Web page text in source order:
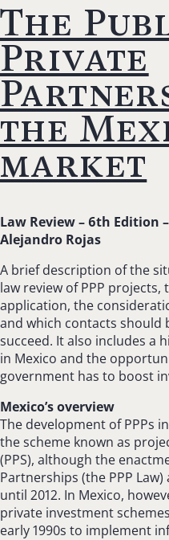
The
Private
the
market
Law Review – 6th Edition
Alejandro Rojas
A brief description of the
law review of PPP
application, the
and which contacts should
succeed. It also includes a
in Mexico and the
government has to boost
Mexico’s overview
The development of PPPs
the scheme known as
(PPS), although the
Partnerships (the PPP
until 2012. In Mexico,
private investment
early 1990s to implement